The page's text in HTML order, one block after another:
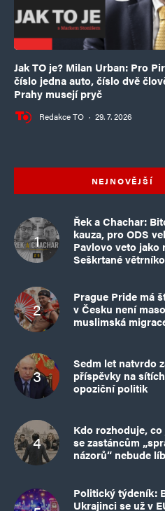
Jak TO je? Milan Urban: Pro
číslo jedna auto, číslo dvě
Prahy musejí pryč
Redakce TO · 29. 7. 2026
NEJNOVĚJŠÍ
Řek a Chachar:
kauza, pro ODS
Pavlovo veto jako
Seškrtané
Prague Pride má
v Česku není
muslimská
Sedm let natvrdo
příspěvky na
opoziční politik
Kdo rozhoduje, co
se zastáncům
názorů“ nebude
Politický týdeník:
Ukrajinci se už v